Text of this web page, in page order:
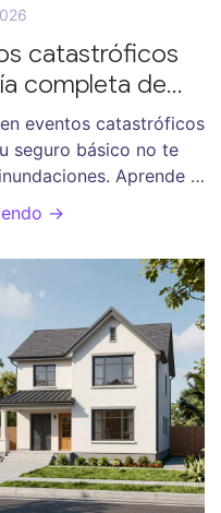
catastróficos
completa de
eventos catastróficos
seguro básico no te
Aprende a
→